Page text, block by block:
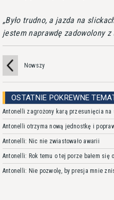
Było trudno, a jazda na
jestem naprawdę zadowolony z
Nowszy
OSTATNIE POKREWNE
Antonelli zagrożony karą przesunięcia na
Antonelli otrzyma nową jednostkę i
Antonelli: Nic nie zwiastowało awarii
Antonelli: Rok temu o tej porze bałem się
Antonelli: Nie pozwolę, by presja mnie